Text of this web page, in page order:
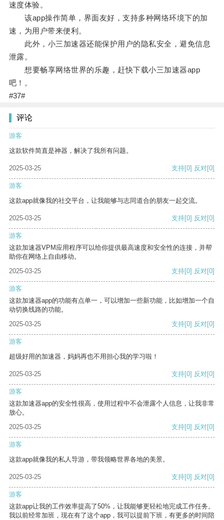
速度体验。
该app操作简单，界面友好，支持多种网络环境下的加
速，为用户带来便利。
此外，小三加速器还能保护用户的隐私安全，避免信息
泄露。
想要畅享网络世界的乐趣，赶快下载小三加速器app
吧！。
#37#
评论
游客
这款软件简直是神器，解决了我所有问题。
2025-03-25 支持[0] 反对[0]
游客
这款app就像我的社交平台，让我能够与志同道合的朋友一起交流。
2025-03-25 支持[0] 反对[0]
游客
这款加速器VPM应用程序可以给你提供最高速度和安全性的连接，并帮
助你在网络上自由移动。
2025-03-25
支持[0] 反对[0]
游客
这款加速器app的功能有点单一，可以增加一些新功能，比如增加一个自
动切换线路的功能。
2025-03-25
支持[0] 反对[0]
游客
超级好用的加速器，妈妈再也不用担心我的学习啦！
2025-03-25 支持[0] 反对[0]
游客
这款加速器app的安全性很高，使用过程中不会泄露个人信息，让我非常
放心。
2025-03-25
支持[0] 反对[0]
游客
这款app就像我的私人导游，带我领略世界各地的美景。
2025-03-25 支持[0] 反对[0]
游客
这款app让我的工作效率提高了50%，让我能够更轻松地完成工作任务。
我以前经常加班，现在有了这个app，我可以提前下班，有更多的时间陪